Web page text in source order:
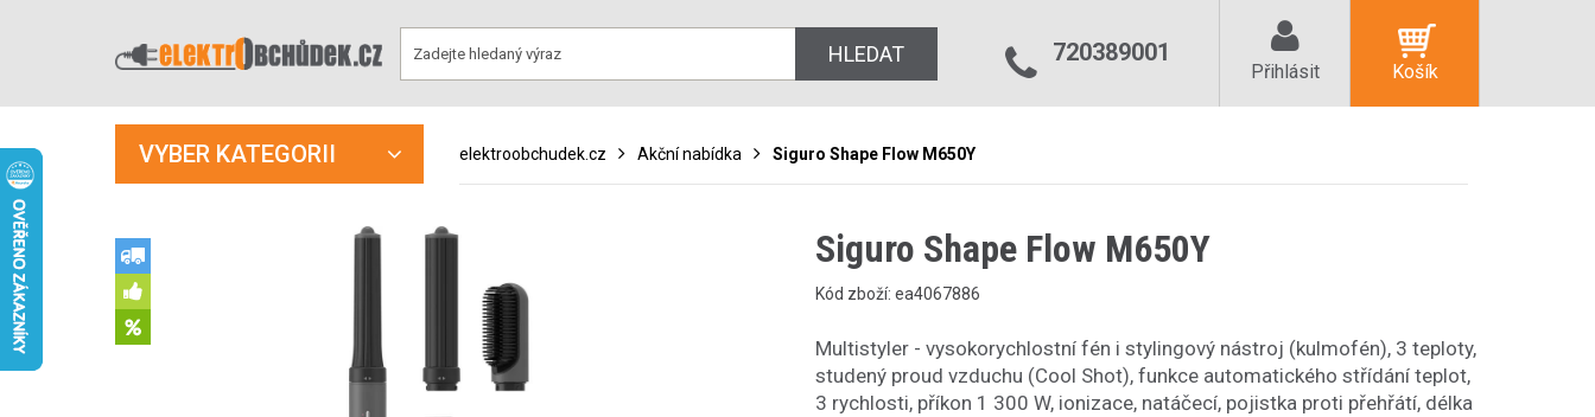
HLEDAT 720389001
Přihlásit Košík
VYBER KATEGORII elektroobchudek.cz Akční nabídka Siguro Shape Flow M650Y
Siguro Shape Flow M650Y
Kód zboží: ea4067886
Multistyler - vysokorychlostní fén i stylingový nástroj (kulmofén), 3 teploty,
studený proud vzduchu (Cool Shot), funkce automatického střídání teplot,
3 rychlosti, příkon 1 300 W, ionizace, natáčecí, pojistka proti přehřátí, délka